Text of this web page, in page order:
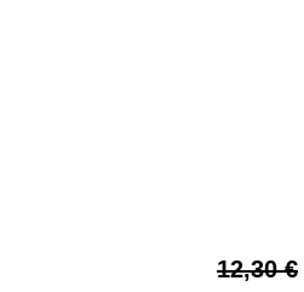
12,30€